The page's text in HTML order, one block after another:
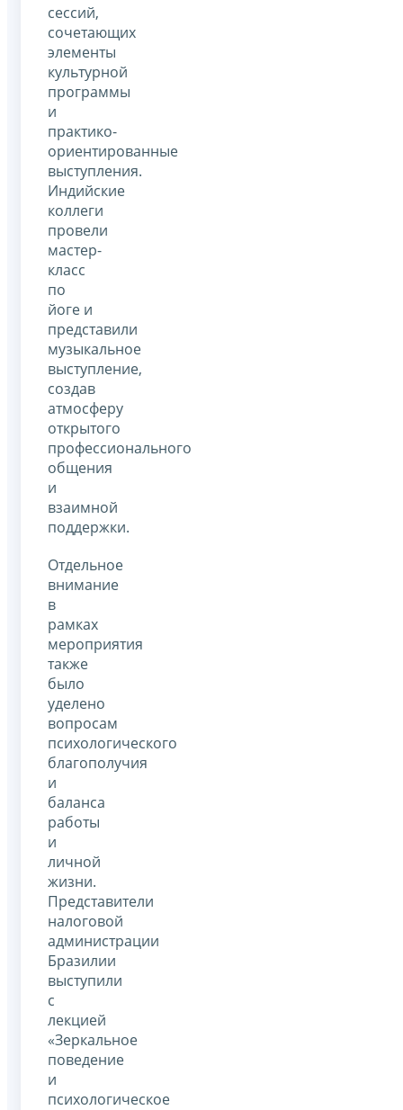
сессий,
сочетающих
элементы
культурной
программы
и
практико-
ориентированные
выступления.
Индийские
коллеги
провели
мастер-
класс
по
йоге и
представили
музыкальное
выступление,
создав
атмосферу
открытого
профессионального
общения
и
взаимной
поддержки.
Отдельное
внимание
в
рамках
мероприятия
также
было
уделено
вопросам
психологического
благополучия
и
баланса
работы
и
личной
жизни.
Представители
налоговой
администрации
Бразилии
выступили
с
лекцией
«Зеркальное
поведение
и
психологическое